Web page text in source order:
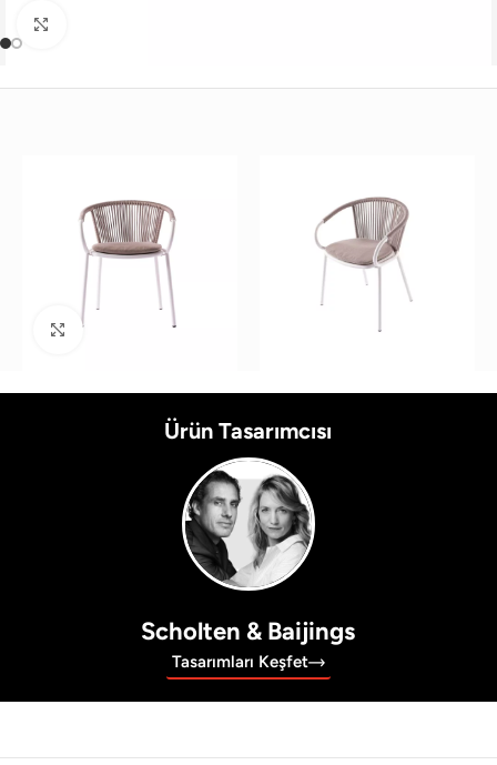
Büyütmek için tıklayın
Ürün Tasarımcısı
Scholten & Baijings
Tasarımları Keşfet